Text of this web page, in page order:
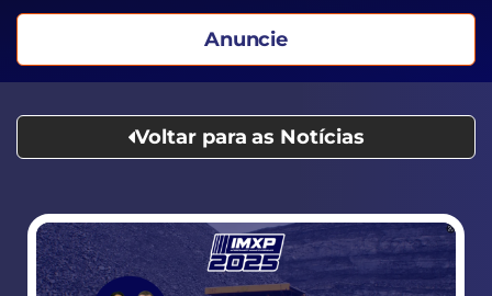
Anuncie
Voltar para as Notícias